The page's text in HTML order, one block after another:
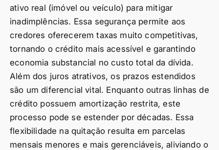
ativo real (imóvel ou veículo) para mitigar
inadimplências. Essa segurança permite aos
credores oferecerem taxas muito competitivas,
tornando o crédito mais acessível e garantindo
economia substancial no custo total da dívida.
Além dos juros atrativos, os prazos estendidos
são um diferencial vital. Enquanto outras linhas de
crédito possuem amortização restrita, este
processo pode se estender por décadas. Essa
flexibilidade na quitação resulta em parcelas
mensais menores e mais gerenciáveis, aliviando o